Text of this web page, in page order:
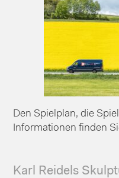
Den Spielplan, die
Informationen finden
Karl Reidels